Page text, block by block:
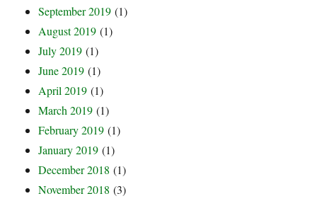
September 2019 (1)
August 2019 (1)
July 2019 (1)
June 2019 (1)
April 2019 (1)
March 2019 (1)
February 2019 (1)
January 2019 (1)
December 2018 (1)
November 2018 (3)